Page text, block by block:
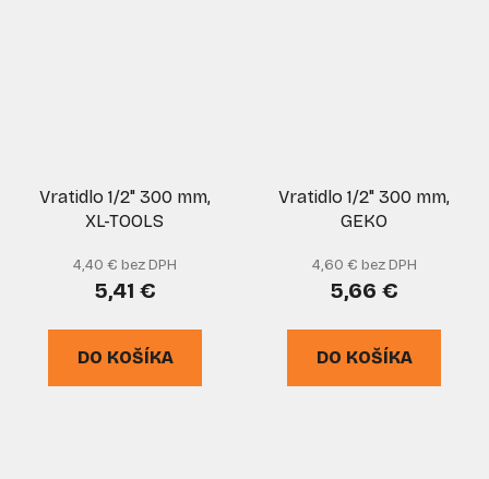
Vratidlo 1/2" 300 mm,
XL-TOOLS
4,40 € bez DPH
5,41 €
DO KOŠÍKA
Vratidlo 1/2" 300 mm,
GEKO
4,60 € bez DPH
5,66 €
DO KOŠÍKA